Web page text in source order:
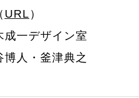
URL ）
成一デザイン室
人・釜津典之